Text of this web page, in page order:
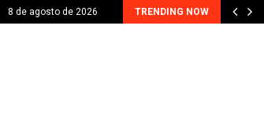
8 de agosto de 2026 TRENDING NOW
EN GESTIÓN DE…